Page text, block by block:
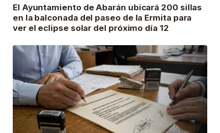
El Ayuntamiento de Abarán ubicará 200 sillas
en la balconada del paseo de la Ermita para
ver el eclipse solar del próximo día 12